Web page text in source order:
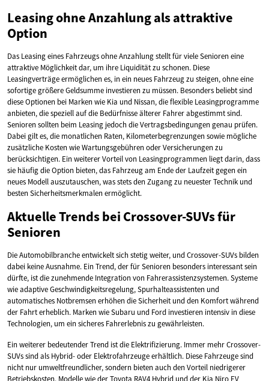
Leasing ohne Anzahlung als attraktive
Option
Das Leasing eines Fahrzeugs ohne Anzahlung stellt für viele Senioren eine
attraktive Möglichkeit dar, um ihre Liquidität zu schonen. Diese
Leasingverträge ermöglichen es, in ein neues Fahrzeug zu steigen, ohne eine
sofortige größere Geldsumme investieren zu müssen. Besonders beliebt sind
diese Optionen bei Marken wie Kia und Nissan, die flexible Leasingprogramme
anbieten, die speziell auf die Bedürfnisse älterer Fahrer abgestimmt sind.
Senioren sollten beim Leasing jedoch die Vertragsbedingungen genau prüfen.
Dabei gilt es, die monatlichen Raten, Kilometerbegrenzungen sowie mögliche
zusätzliche Kosten wie Wartungsgebühren oder Versicherungen zu
berücksichtigen. Ein weiterer Vorteil von Leasingprogrammen liegt darin, dass
sie häufig die Option bieten, das Fahrzeug am Ende der Laufzeit gegen ein
neues Modell auszutauschen, was stets den Zugang zu neuester Technik und
besten Sicherheitsmerkmalen ermöglicht.
Aktuelle Trends bei Crossover-SUVs für
Senioren
Die Automobilbranche entwickelt sich stetig weiter, und Crossover-SUVs bilden
dabei keine Ausnahme. Ein Trend, der für Senioren besonders interessant sein
dürfte, ist die zunehmende Integration von Fahrerassistenzsystemen. Systeme
wie adaptive Geschwindigkeitsregelung, Spurhalteassistenten und
automatisches Notbremsen erhöhen die Sicherheit und den Komfort während
der Fahrt erheblich. Marken wie Subaru und Ford investieren intensiv in diese
Technologien, um ein sicheres Fahrerlebnis zu gewährleisten.
Ein weiterer bedeutender Trend ist die Elektrifizierung. Immer mehr Crossover-
SUVs sind als Hybrid- oder Elektrofahrzeuge erhältlich. Diese Fahrzeuge sind
nicht nur umweltfreundlicher, sondern bieten auch den Vorteil niedrigerer
Betriebskosten. Modelle wie der Toyota RAV4 Hybrid und der Kia Niro EV